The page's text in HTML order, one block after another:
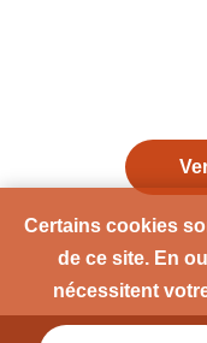
Certains cookies
de ce site. En
nécessitent